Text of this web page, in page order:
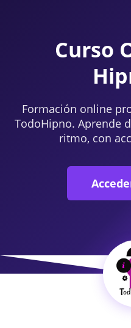
Curso
Formación online
TodoHipno. Aprende
ritmo, con